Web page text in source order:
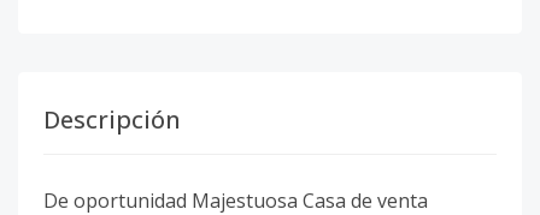
Descripción
De oportunidad Majestuosa Casa de venta